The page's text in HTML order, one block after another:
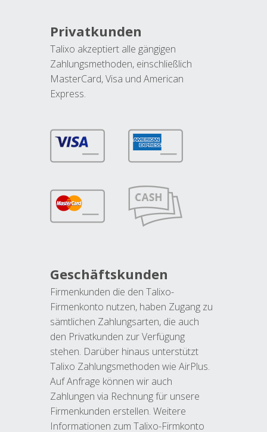
Privatkunden
Talixo akzeptiert alle gängigen
Zahlungsmethoden, einschließlich
MasterCard, Visa und American
Express.
Geschäftskunden
Firmenkunden die den Talixo-
Firmenkonto nutzen, haben Zugang zu
sämtlichen Zahlungsarten, die auch
den Privatkunden zur Verfügung
stehen. Darüber hinaus unterstützt
Talixo Zahlungsmethoden wie AirPlus.
Auf Anfrage können wir auch
Zahlungen via Rechnung für unsere
Firmenkunden erstellen. Weitere
Informationen zum Talixo-Firmkonto